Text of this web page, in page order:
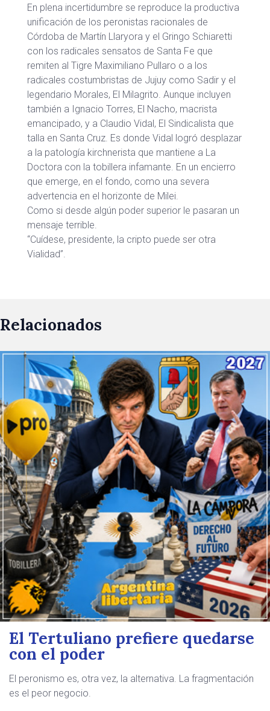
En plena incertidumbre se reproduce la productiva
unificación de los peronistas racionales de
Córdoba de Martín Llaryora y el Gringo Schiaretti
con los radicales sensatos de Santa Fe que
remiten al Tigre Maximiliano Pullaro o a los
radicales costumbristas de Jujuy como Sadir y el
legendario Morales, El Milagrito. Aunque incluyen
también a Ignacio Torres, El Nacho, macrista
emancipado, y a Claudio Vidal, El Sindicalista que
talla en Santa Cruz. Es donde Vidal logró desplazar
a la patología kirchnerista que mantiene a La
Doctora con la tobillera infamante. En un encierro
que emerge, en el fondo, como una severa
advertencia en el horizonte de Milei.
Como si desde algún poder superior le pasaran un
mensaje terrible.
“Cuídese, presidente, la cripto puede ser otra
Vialidad”.
Relacionados
El Tertuliano prefiere quedarse
con el poder
El peronismo es, otra vez, la alternativa. La fragmentación
es el peor negocio.